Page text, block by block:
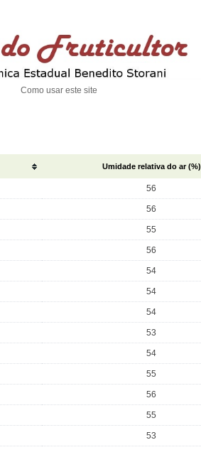
Como usar este site
Umidade relativa do ar (%)
56
56
55
56
54
54
54
53
54
55
56
55
53